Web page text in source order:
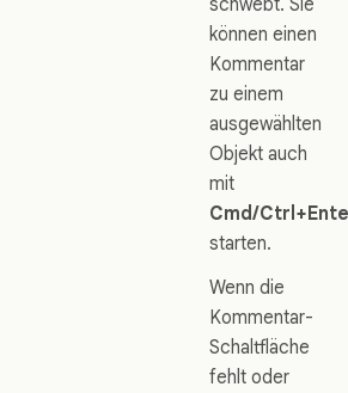
können einen
Kommentar
zu einem
ausgewählten
Objekt auch
mit
Cmd/
starten.
Wenn die
Kommentar-
Schaltfläche
fehlt oder